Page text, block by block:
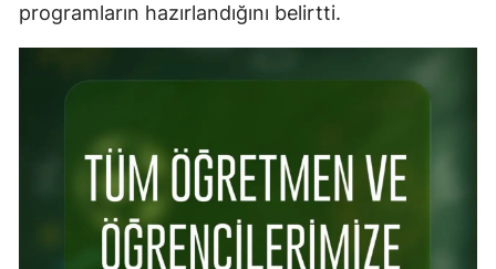
Hatay
İstanbul
İzmir
Kars
programların hazırlandığını belirtti.